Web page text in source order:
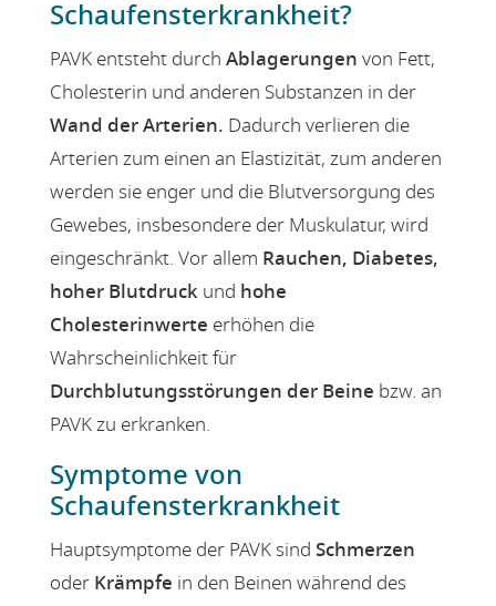
Schaufensterkrankheit?
PAVK entsteht durch Ablagerungen von Fett,
Cholesterin und anderen Substanzen in der
Wand der Arterien. Dadurch verlieren die
Arterien zum einen an Elastizität, zum anderen
werden sie enger und die Blutversorgung des
Gewebes, insbesondere der Muskulatur, wird
eingeschränkt. Vor allem Rauchen, Diabetes,
hoher Blutdruck und hohe
Cholesterinwerte erhöhen die
Wahrscheinlichkeit für
Durchblutungsstörungen der Beine bzw. an
PAVK zu erkranken.
Symptome von
Schaufensterkrankheit
Hauptsymptome der PAVK sind Schmerzen
oder Krämpfe in den Beinen während des